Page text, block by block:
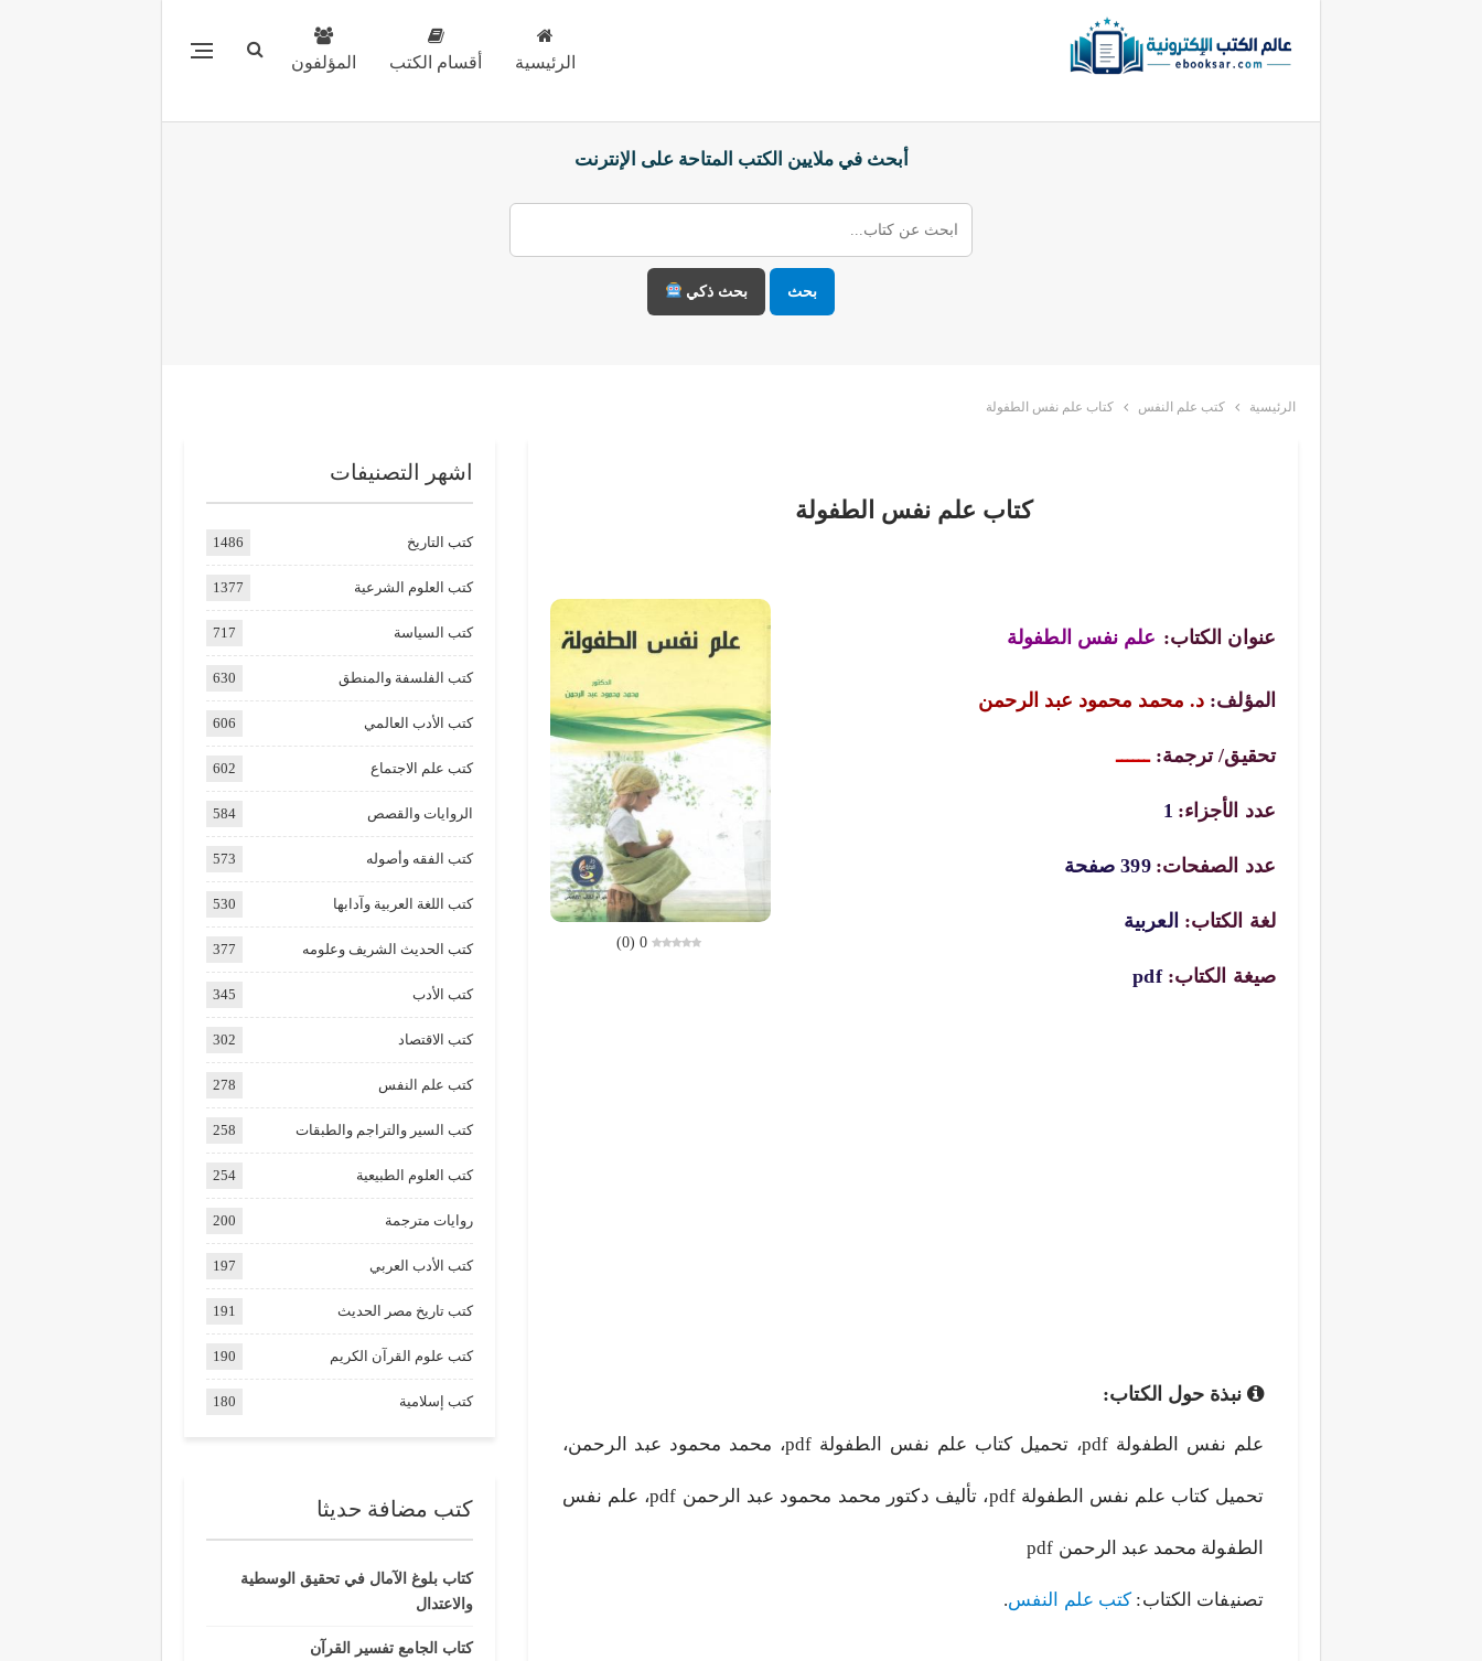
الرئيسية أقسام الكتب المؤلفون
أبحث في ملايين الكتب المتاحة على الإنترنت
بحث بحث ذكي
الرئيسية كتب علم النفس كتاب علم نفس الطفولة
كتاب علم نفس الطفولة
0
(
0
)
عنوان الكتاب: علم نفس الطفولة
المؤلف: د. محمد محمود عبد الرحمن
تحقيق/ ترجمة: ــــــ
عدد الأجزاء: 1
عدد الصفحات: 399 صفحة
لغة الكتاب: العربية
صيغة الكتاب: pdf
نبذة حول الكتاب:
علم نفس الطفولة pdf، تحميل كتاب علم نفس الطفولة pdf، محمد محمود عبد الرحمن،
تحميل كتاب علم نفس الطفولة pdf، تأليف دكتور محمد محمود عبد الرحمن pdf، علم نفس
الطفولة محمد عبد الرحمن pdf
تصنيفات الكتاب: كتب علم النفس.
اشهر التصنيفات
كتب التاريخ 1486
كتب العلوم الشرعية 1377
كتب السياسة 717
كتب الفلسفة والمنطق 630
كتب الأدب العالمي 606
كتب علم الاجتماع 602
الروايات والقصص 584
كتب الفقه وأصوله 573
كتب اللغة العربية وآدابها 530
كتب الحديث الشريف وعلومه 377
كتب الأدب 345
كتب الاقتصاد 302
كتب علم النفس 278
كتب السير والتراجم والطبقات 258
كتب العلوم الطبيعية 254
روايات مترجمة 200
كتب الأدب العربي 197
كتب تاريخ مصر الحديث 191
كتب علوم القرآن الكريم 190
كتب إسلامية 180
كتب مضافة حديثا
كتاب بلوغ الآمال في تحقيق الوسطية
والاعتدال
كتاب الجامع تفسير القرآن